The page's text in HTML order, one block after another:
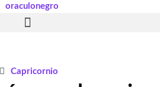
Capricornio